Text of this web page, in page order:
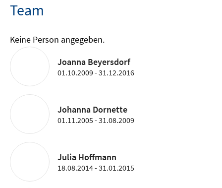
Team
Keine Person angegeben.
Joanna Beyersdorf
01.10.2009 - 31.12.2016
Johanna Dornette
01.11.2005 - 31.08.2009
Julia Hoffmann
18.08.2014 - 31.01.2015